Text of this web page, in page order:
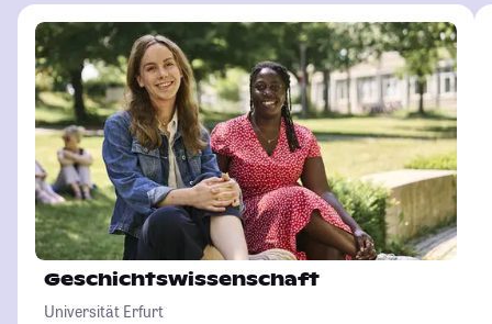
Geschichtswissenschaft
Universität Erfurt